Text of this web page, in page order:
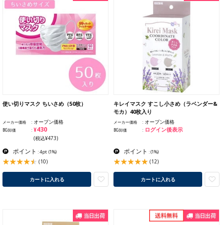
使い切りマスク ちいさめ（50枚）
メーカー価格 オープン価格
BG卸価 ¥430
(税込¥473)
ポイント : 4pt (1%)
(10)
カートに入れる
キレイマスク すこし小さめ（ラベンダー&
モカ）40枚入り
メーカー価格 オープン価格
BG卸価 ログイン後表示
ポイント :(1%)
(12)
カートに入れる